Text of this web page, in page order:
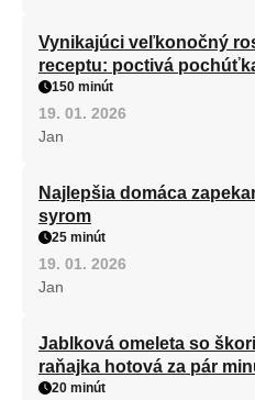
Vynikajúci veľkonočný
receptu: poctivá
150 minút
19. 01. 2026
Jan
Najlepšia domáca
syrom
25 minút
19. 01. 2026
Jan
Jablková omeleta so
raňajka hotová za pár
20 minút